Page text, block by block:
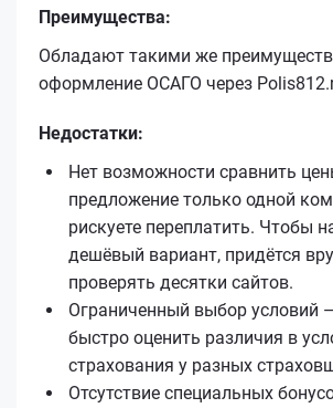
Преимущества:
Обладают такими же
оформление ОСАГО через
Недостатки:
Нет возможности сравнить
предложение только одной
рискуете переплатить. Чтобы
дешёвый вариант, придётся
проверять десятки сайтов.
Ограниченный выбор условий
быстро оценить различия в
страхования у разных
Отсутствие специальных